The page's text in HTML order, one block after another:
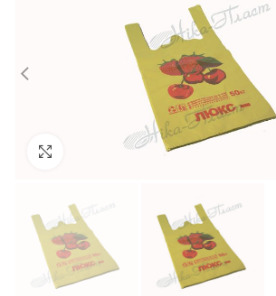
Click to enlarge